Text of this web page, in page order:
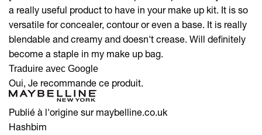
a really useful product to have in your make up kit. It is so
versatile for concealer, contour or even a base. It is really
blendable and creamy and doesn't crease. Will definitely
become a staple in my make up bag.
Traduire avec Google
Oui, Je recommande ce produit.
Publié à l'origine sur maybelline.co.uk
Hashbim